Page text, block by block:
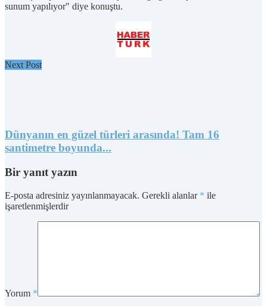
sunum yapılıyor" diye konuştu.
Next Post
Dünyanın en güzel türleri arasında! Tam 16
santimetre boyunda...
Bir yanıt yazın
E-posta adresiniz yayınlanmayacak. Gerekli alanlar * ile
işaretlenmişlerdir
Yorum *